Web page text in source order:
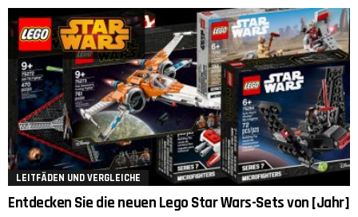
LEITFÄDEN UND VERGLEICHE
Entdecken Sie die neuen Lego Star Wars-Sets von [Jahr]